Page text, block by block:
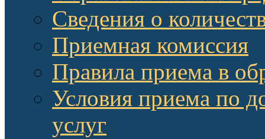
Сведения о
Приемная комиссия
Правила приема в
Условия приема по
услуг